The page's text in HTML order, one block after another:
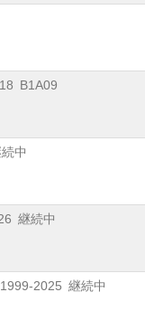
B1A09
中
継続中
1999-2025 継続中